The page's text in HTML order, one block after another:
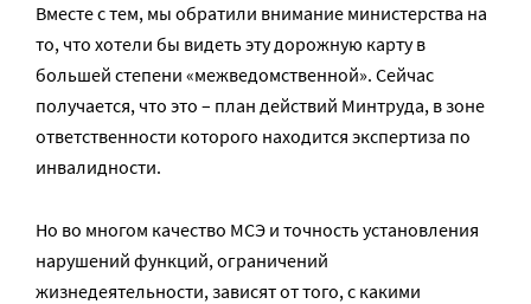
Вместе с тем, мы обратили внимание министерства на
то, что хотели бы видеть эту дорожную карту в
большей степени «межведомственной». Сейчас
получается, что это – план действий Минтруда, в зоне
ответственности которого находится экспертиза по
инвалидности.
Но во многом качество МСЭ и точность установления
нарушений функций, ограничений
жизнедеятельности, зависят от того, с какими